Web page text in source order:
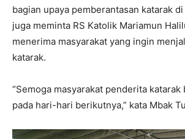
bagian upaya pemberantasan katarak
juga meminta RS Katolik Mariamun
menerima masyarakat yang ingin
katarak.
“Semoga masyarakat penderita katarak
pada hari-hari berikutnya,” kata Mbak